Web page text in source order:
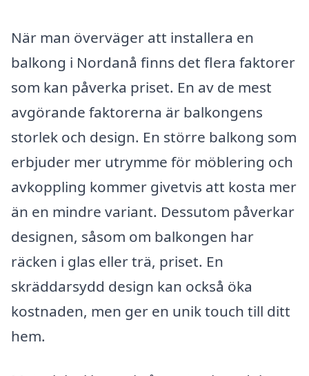
När man överväger att installera en
balkong i Nordanå finns det flera faktorer
som kan påverka priset. En av de mest
avgörande faktorerna är balkongens
storlek och design. En större balkong som
erbjuder mer utrymme för möblering och
avkoppling kommer givetvis att kosta mer
än en mindre variant. Dessutom påverkar
designen, såsom om balkongen har
räcken i glas eller trä, priset. En
skräddarsydd design kan också öka
kostnaden, men ger en unik touch till ditt
hem.